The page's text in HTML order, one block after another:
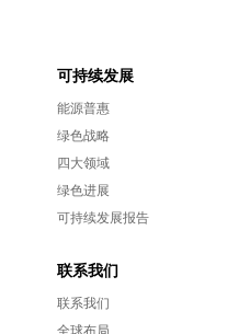
可持续发展
能源普惠
绿色战略
四大领域
绿色进展
可持续发展报告
联系我们
联系我们